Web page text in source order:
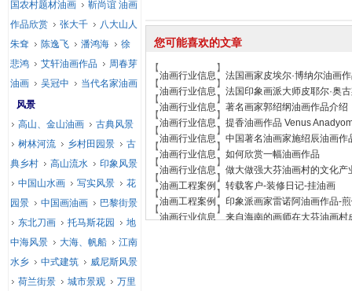
您可能喜欢的文章
【油画行业信息 】 法国画家皮埃尔·博纳尔油画
【油画行业信息 】 法国印象画派大师皮耶尔·奥
【油画行业信息 】 著名画家郭绍纲油画作品介绍
【油画行业信息 】 提香油画作品 Venus
【油画行业信息 】 中国著名油画家施绍辰油画作
【油画行业信息 】 如何欣赏一幅油画作品
【油画行业信息 】 做大做强大芬油画村的文化产
【油画工程案例 】 转载客户-装修日记-挂油画
【油画工程案例 】 印象派画家雷诺阿油画作品-
【油画行业信息】 来自海南的画师在大芬油画村
国农村题材油画
靳尚谊 油画
作品欣赏
张大千
八大山人
朱耷
陈逸飞 潘鸿海
徐
悲鸿
艾轩油画作品
周春芽
油画
吴冠中
当代名家油画
风景
高山、金山油画
古典风景
树林河流
乡村田园景
古
典乡村
高山流水
印象风景
中国山水画
写实风景
花
园景
中国画油画
巴黎街景
东北刀画
托马斯花园
地
中海风景
大海、帆船
江南
水乡
中式建筑
威尼斯风景
荷兰街景
城市景观
万里